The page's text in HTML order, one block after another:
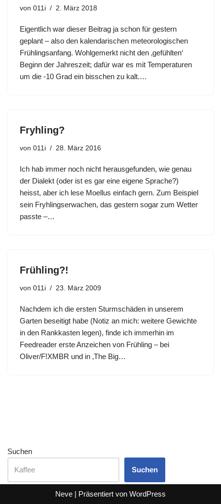
von 011i 2. März 2018
Eigentlich war dieser Beitrag ja schon für gestern
geplant – also den kalendarischen meteorologischen
Frühlingsanfang. Wohlgemerkt nicht den ‚gefühlten‘
Beginn der Jahreszeit; dafür war es mit Temperaturen
um die -10 Grad ein bisschen zu kalt.…
Fryhling?
von 011i 28. März 2016
Ich hab immer noch nicht herausgefunden, wie genau
der Dialekt (oder ist es gar eine eigene Sprache?)
heisst, aber ich lese Moellus einfach gern. Zum Beispiel
sein Fryhlingserwachen, das gestern sogar zum Wetter
passte –…
Frühling?!
von 011i 23. März 2009
Nachdem ich die ersten Sturmschäden in unserem
Garten beseitigt habe (Notiz an mich: weitere Gewichte
in den Rankkasten legen), finde ich immerhin im
Feedreader erste Anzeichen von Frühling – bei
Oliver/F!XMBR und in ‚The Big…
Suchen
Suchen
Neve | Präsentiert von WordPress